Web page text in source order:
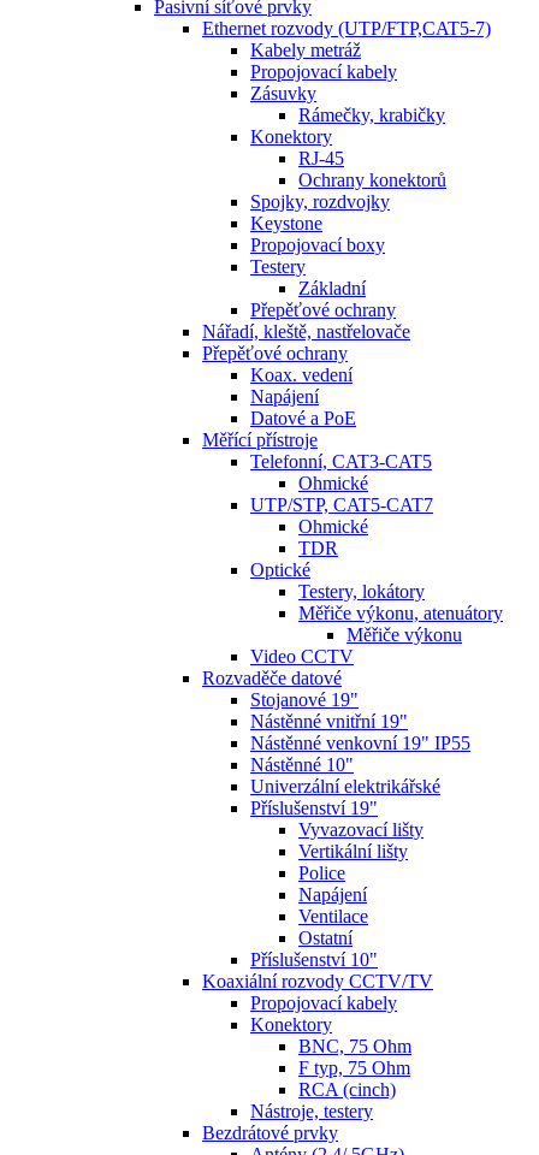
Pasivní síťové prvky
Ethernet rozvody (UTP/FTP,CAT5-7)
Kabely metráž
Propojovací kabely
Zásuvky
Rámečky, krabičky
Konektory
RJ-45
Ochrany konektorů
Spojky, rozdvojky
Keystone
Propojovací boxy
Testery
Základní
Přepěťové ochrany
Nářadí, kleště, nastřelovače
Přepěťové ochrany
Koax. vedení
Napájení
Datové a PoE
Měřící přístroje
Telefonní, CAT3-CAT5
Ohmické
UTP/STP, CAT5-CAT7
Ohmické
TDR
Optické
Testery, lokátory
Měřiče výkonu, atenuátory
Měřiče výkonu
Video CCTV
Rozvaděče datové
Stojanové 19"
Nástěnné vnitřní 19"
Nástěnné venkovní 19" IP55
Nástěnné 10"
Univerzální elektrikářské
Příslušenství 19"
Vyvazovací lišty
Vertikální lišty
Police
Napájení
Ventilace
Ostatní
Příslušenství 10"
Koaxiální rozvody CCTV/TV
Propojovací kabely
Konektory
BNC, 75 Ohm
F typ, 75 Ohm
RCA (cinch)
Nástroje, testery
Bezdrátové prvky